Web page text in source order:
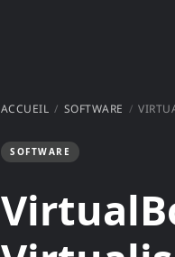
ACCUEIL SOFTWARE
SOFTWARE